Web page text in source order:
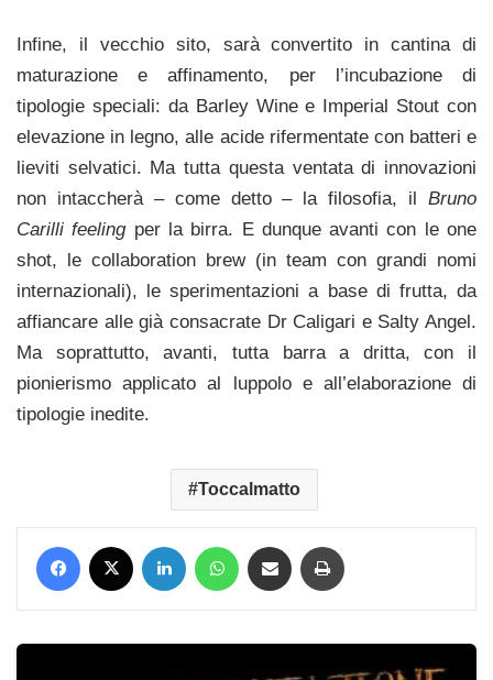
Infine, il vecchio sito, sarà convertito in cantina di
maturazione e affinamento, per l’incubazione di
tipologie speciali: da Barley Wine e Imperial Stout con
elevazione in legno, alle acide rifermentate con batteri e
lieviti selvatici. Ma tutta questa ventata di innovazioni
non intaccherà – come detto – la filosofia, il Bruno
Carilli feelingper la birra. E dunque avanti con le one
shot, le collaboration brew (in team con grandi nomi
internazionali), le sperimentazioni a base di frutta, da
affiancare alle già consacrate Dr Caligari e Salty Angel.
Ma soprattutto, avanti, tutta barra a dritta, con il
pionierismo applicato al luppolo e all’elaborazione di
tipologie inedite.
Toccalmatto
Facebook LinkedIn WhatsApp Condividi via mail